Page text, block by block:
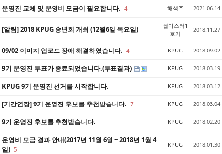
운영진 교체 및 운영비 모금이 필요합니다. 4 해색주 2021.06.14
[알림] 2018 KPUG 송년회 개최 (12월6일 목요일)
웹마스터1
호기
2018.11.27
09/02 이미지 업로드 장애 해결하였습니다. 4 KPUG 2018.09.02
9기 운영진 투표가 종료되었습니다.(투표결과) KPUG 2018.03.19
KPUG 9기 운영진 선거를 시작합니다. KPUG 2018.03.12
[기간연장] 9기 운영진 후보를 추천받습니다. 7 KPUG 2018.03.04
9기 운영진 후보를 추천받습니다. KPUG 2018.02.20
운영비 모금 결과 안내(2017년 11월 6일 ~ 2018년 1월 4
일) 5
KPUG 2018.01.30